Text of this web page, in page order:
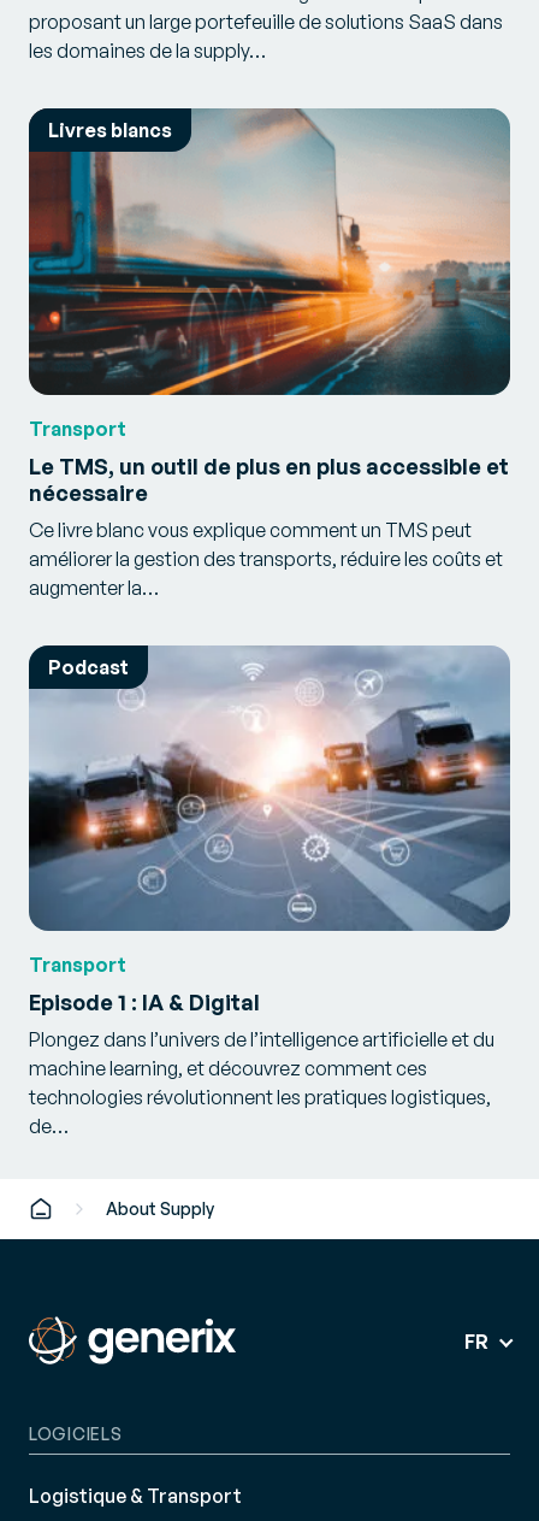
proposant un large portefeuille de solutions SaaS dans
les domaines de la supply…
Livres blancs
Transport
Le TMS, un outil de plus en plus accessible et
nécessaire
Ce livre blanc vous explique comment un TMS peut
améliorer la gestion des transports, réduire les coûts et
augmenter la…
Podcast
Transport
Episode 1 : IA & Digital
Plongez dans l’univers de l’intelligence artificielle et du
machine learning, et découvrez comment ces
technologies révolutionnent les pratiques logistiques,
de…
About Supply
FR
LOGICIELS
Logistique & Transport